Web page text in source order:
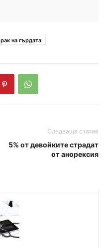
рак на гърдата
Следваща статия
5% от девойките страдат
от анорексия